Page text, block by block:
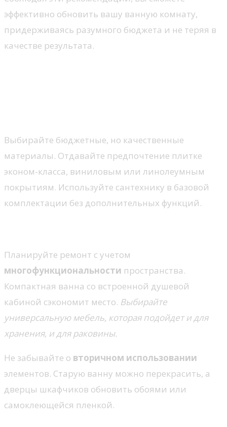
эффективно обновить вашу ванную комнату,
придерживаясь разумного бюджета и не теряя в
качестве результата.
Выбирайте бюджетные, но качественные
материалы. Отдавайте предпочтение плитке
эконом-класса, виниловым или линолеумным
покрытиям. Используйте сантехнику в базовой
комплектации без дополнительных функций.
Планируйте ремонт с учетом
многофункциональности пространства.
Компактная ванна со встроенной душевой
кабиной сэкономит место. Выбирайте
универсальную мебель, которая подойдет и для
хранения, и для раковины.
Не забывайте о вторичном использовании
элементов. Старую ванну можно перекрасить, а
дверцы шкафчиков обновить обоями или
самоклеющейся пленкой.